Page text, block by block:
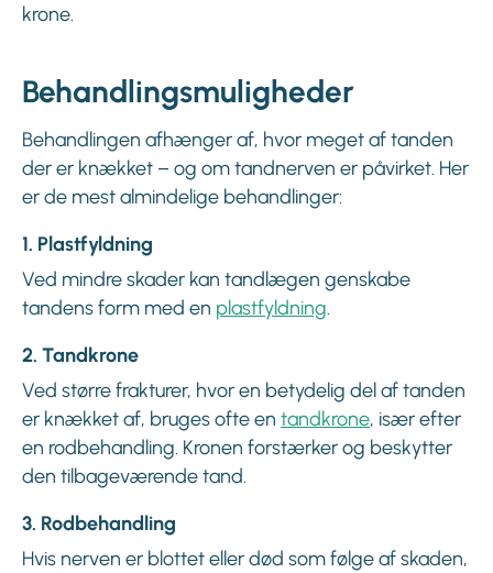
krone.
Behandlingsmuligheder
Behandlingen afhænger af, hvor meget af tanden
der er knækket – og om tandnerven er påvirket. Her
er de mest almindelige behandlinger:
1. Plastfyldning
Ved mindre skader kan tandlægen genskabe
tandens form med en plastfyldning.
2. Tandkrone
Ved større frakturer, hvor en betydelig del af tanden
er knækket af, bruges ofte en tandkrone, især efter
en rodbehandling. Kronen forstærker og beskytter
den tilbageværende tand.
3. Rodbehandling
Hvis nerven er blottet eller død som følge af skaden,